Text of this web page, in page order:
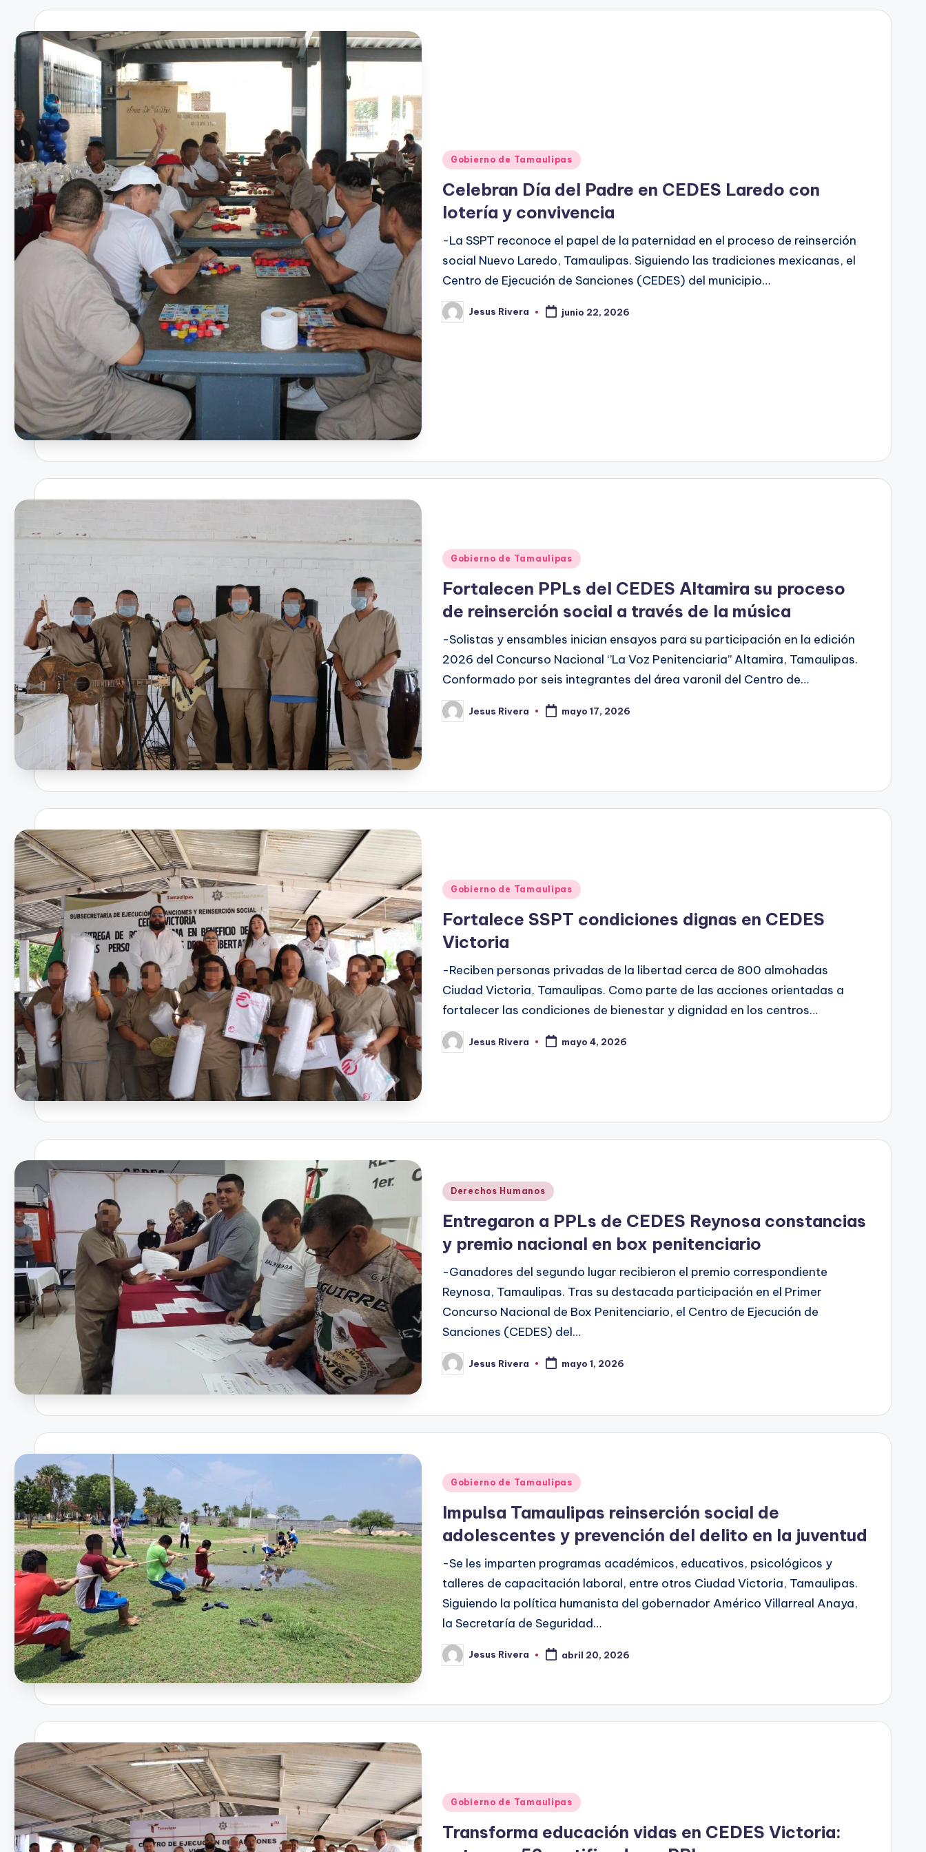
Publicado
Gobierno de Tamaulipas
Celebran Día del Padre en CEDES Laredo con
lotería y convivencia
-La SSPT reconoce el papel de la paternidad en el proceso de reinserción
social Nuevo Laredo, Tamaulipas. Siguiendo las tradiciones mexicanas, el
Centro de Ejecución de Sanciones (CEDES) del municipio…
Publicado
por
Jesus Rivera junio 22, 2026
Publicado
Gobierno de Tamaulipas
Fortalecen PPLs del CEDES Altamira su proceso
de reinserción social a través de la música
-Solistas y ensambles inician ensayos para su participación en la edición
2026 del Concurso Nacional ‘’La Voz Penitenciaria’’ Altamira, Tamaulipas.
Conformado por seis integrantes del área varonil del Centro de…
Publicado
por
Jesus Rivera mayo 17, 2026
Publicado
Gobierno de Tamaulipas
Fortalece SSPT condiciones dignas en CEDES
Victoria
-Reciben personas privadas de la libertad cerca de 800 almohadas
Ciudad Victoria, Tamaulipas. Como parte de las acciones orientadas a
fortalecer las condiciones de bienestar y dignidad en los centros…
Publicado
por
Jesus Rivera mayo 4, 2026
Publicado
Derechos Humanos
Entregaron a PPLs de CEDES Reynosa constancias
y premio nacional en box penitenciario
-Ganadores del segundo lugar recibieron el premio correspondiente
Reynosa, Tamaulipas. Tras su destacada participación en el Primer
Concurso Nacional de Box Penitenciario, el Centro de Ejecución de
Sanciones (CEDES) del…
Publicado
por
Jesus Rivera mayo 1, 2026
Publicado
Gobierno de Tamaulipas
Impulsa Tamaulipas reinserción social de
adolescentes y prevención del delito en la juventud
-Se les imparten programas académicos, educativos, psicológicos y
talleres de capacitación laboral, entre otros Ciudad Victoria, Tamaulipas.
Siguiendo la política humanista del gobernador Américo Villarreal Anaya,
la Secretaría de Seguridad…
Publicado
por
Jesus Rivera abril 20, 2026
Publicado
Gobierno de Tamaulipas
Transforma educación vidas en CEDES Victoria: